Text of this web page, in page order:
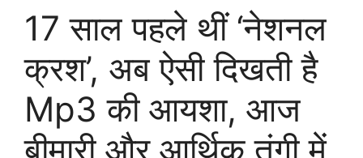
17 साल पहले थीं ‘नेशनल
क्रश’, अब ऐसी दिखती है
Mp3 की आयशा, आज
बीमारी और आर्थिक तंगी में